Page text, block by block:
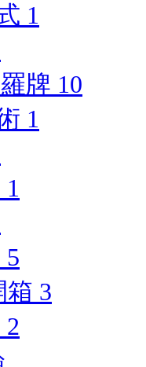
1
牌 10
1
1
5
箱 3
2